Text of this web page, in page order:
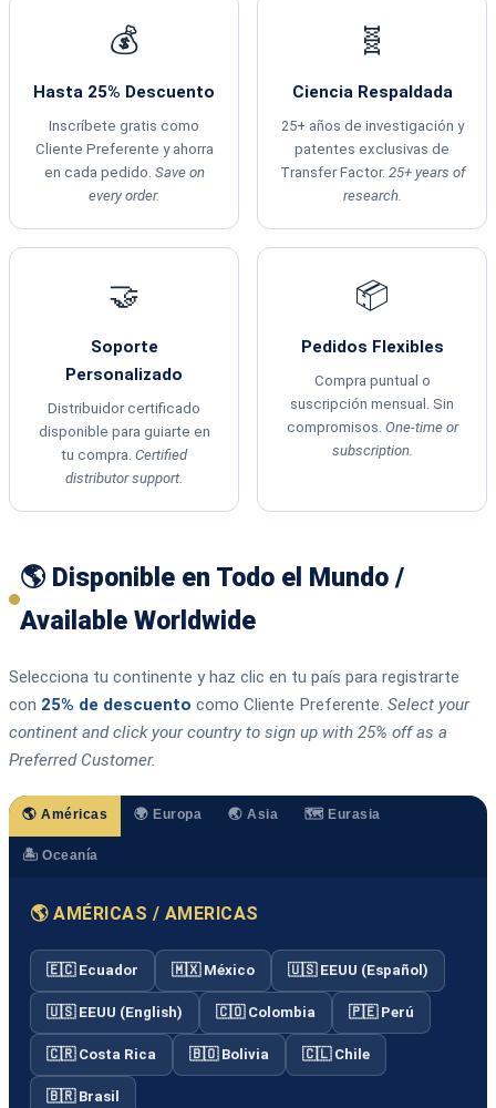
💰
Hasta 25% Descuento
Inscríbete gratis como
Cliente Preferente y ahorra
en cada pedido. Save on
every order.
🧬
Ciencia Respaldada
25+ años de investigación y
patentes exclusivas de
Transfer Factor. 25+ years of
research.
🤝
Soporte
Personalizado
Distribuidor certificado
disponible para guiarte en
tu compra. Certified
distributor support.
📦
Pedidos Flexibles
Compra puntual o
suscripción mensual. Sin
compromisos. One-time or
subscription.
🌎 Disponible en Todo el Mundo /
Available Worldwide
Selecciona tu continente y haz clic en tu país para registrarte
con 25% de descuento como Cliente Preferente. Select your
continent and click your country to sign up with 25% off as a
Preferred Customer.
🌎 Américas 🌍 Europa 🌏 Asia 🗺️ Eurasia
🏝️ Oceanía
🌎 AMÉRICAS / AMERICAS
🇪🇨 Ecuador 🇲🇽 México 🇺🇸 EEUU (Español)
🇺🇸 EEUU (English) 🇨🇴 Colombia 🇵🇪 Perú
🇨🇷 Costa Rica 🇧🇴 Bolivia 🇨🇱 Chile
🇧🇷 Brasil